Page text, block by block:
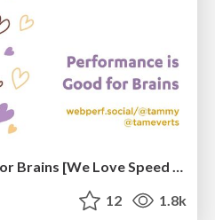
Performance Is Good for Brains [We Love Speed 2024]
12 1.8k